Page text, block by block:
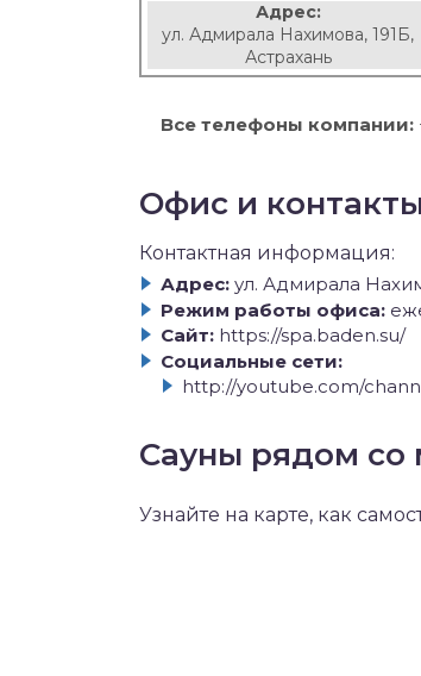
Адрес:
ул. Адмирала Нахимова, 191Б,
Астрахань
Все телефоны компании:
Офис и
Контактная информация:
Адрес: ул. Адмирала
Режим работы офиса:
Сайт: https://spa.baden.su/
Социальные сети:
http://youtube.com/
Сауны рядом со
Узнайте на карте, как